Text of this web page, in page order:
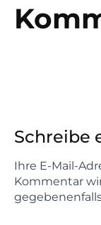
Schreibe
Ihre E-Mail-
Kommentar